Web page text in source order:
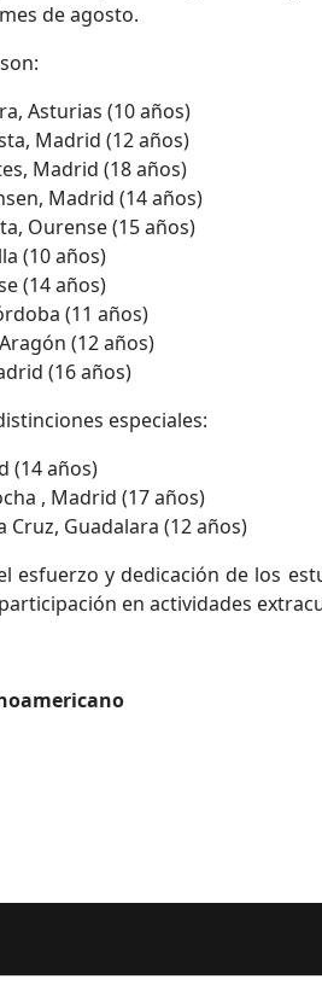
de agosto.
Asturias (10 años)
Madrid (12 años)
Madrid (18 años)
Madrid (14 años)
Ourense (15 años)
(10 años)
(14 años)
(11 años)
(12 años)
(16 años)
especiales:
(14 años)
, Madrid (17 años)
Guadalara (12 años)
esfuerzo y dedicación de los
en actividades